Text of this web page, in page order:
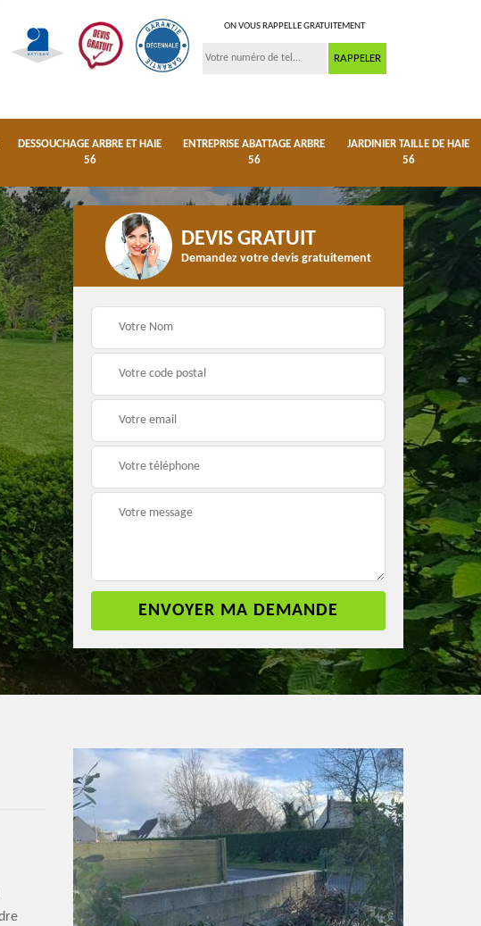
ON VOUS RAPPELLE GRATUITEMENT
DESSOUCHAGE ARBRE ET HAIE
56
ENTREPRISE ABATTAGE ARBRE
56
JARDINIER TAILLE DE HAIE
56
et étêtage
d'arbre 56
haie 56
Entreprise abattage
arbre 56
DEVIS GRATUIT
Demandez votre devis gratuitement